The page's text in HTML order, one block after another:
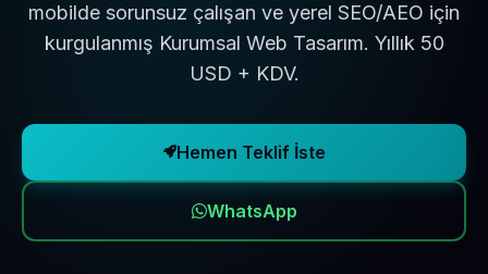
mobilde sorunsuz çalışan ve yerel SEO/AEO için
kurgulanmış Kurumsal Web Tasarım. Yıllık 50
USD + KDV.
Hemen Teklif İste
WhatsApp